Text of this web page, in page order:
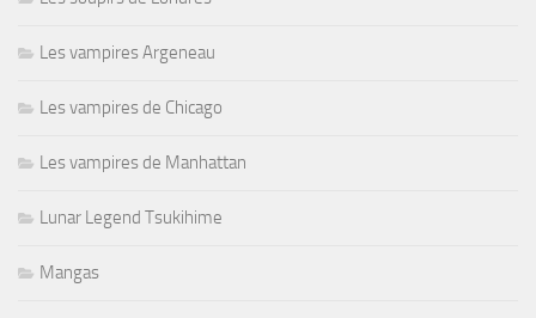
Les vampires Argeneau
Les vampires de Chicago
Les vampires de Manhattan
Lunar Legend Tsukihime
Mangas